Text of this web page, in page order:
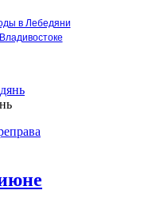
в Лебедяни